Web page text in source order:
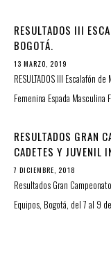
RESULTADOS III
BOGOTÁ.
13 MARZO, 2019
RESULTADOS III Escalafón
Femenina Espada
RESULTADOS GRAN
CADETES Y JUVENIL
7 DICIEMBRE, 2018
Resultados Gran
Equipos, Bogotá, del 7 al 9